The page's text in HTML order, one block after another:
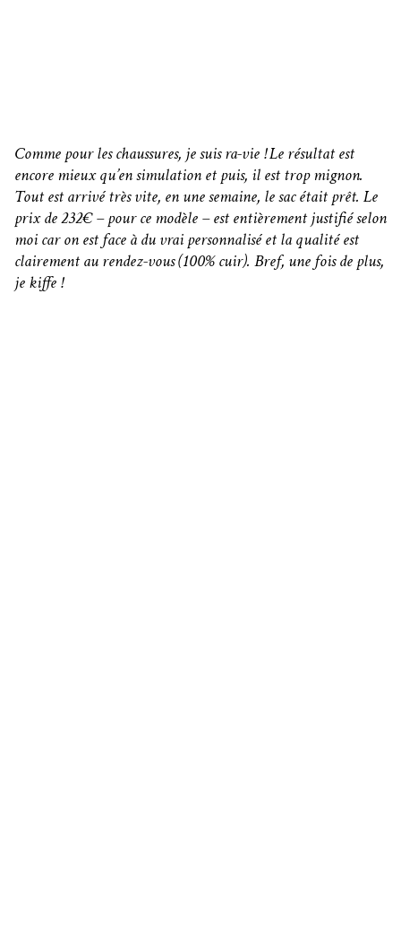
Comme pour les chaussures, je suis ra-vie ! Le résultat est
encore mieux qu’en simulation et puis, il est trop mignon.
Tout est arrivé très vite, en une semaine, le sac était prêt. Le
prix de 232€ – pour ce modèle – est entièrement justifié selon
moi car on est face à du vrai personnalisé et la qualité est
clairement au rendez-vous (100% cuir). Bref, une fois de plus,
je kiffe !